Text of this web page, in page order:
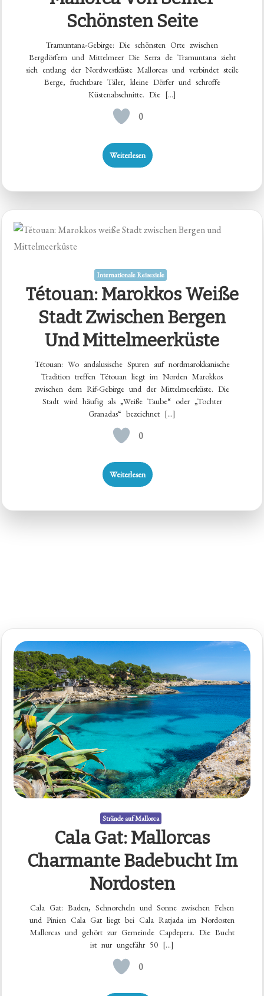
Schönsten Seite
Tramuntana-Gebirge: Die schönsten Orte zwischen
Bergdörfern und Mittelmeer Die Serra de Tramuntana zieht
sich entlang der Nordwestküste Mallorcas und verbindet steile
Berge, fruchtbare Täler, kleine Dörfer und schroffe
Küstenabschnitte. Die […]
0
Weiterlesen
Internationale Reiseziele
Tétouan: Marokkos Weiße
Stadt Zwischen Bergen
Und Mittelmeerküste
Tétouan: Wo andalusische Spuren auf nordmarokkanische
Tradition treffen Tétouan liegt im Norden Marokkos
zwischen dem Rif-Gebirge und der Mittelmeerküste. Die
Stadt wird häufig als „Weiße Taube“ oder „Tochter
Granadas“ bezeichnet […]
0
Weiterlesen
Strände auf Mallorca
Cala Gat: Mallorcas
Charmante Badebucht Im
Nordosten
Cala Gat: Baden, Schnorcheln und Sonne zwischen Felsen
und Pinien Cala Gat liegt bei Cala Ratjada im Nordosten
Mallorcas und gehört zur Gemeinde Capdepera. Die Bucht
ist nur ungefähr 50 […]
0